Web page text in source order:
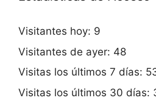
Visitantes hoy: 9
Visitantes de ayer: 48
Visitas los últimos 7 días:
Visitas los últimos 30 días: